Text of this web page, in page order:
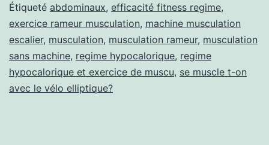
Étiqueté abdominaux, efficacité fitness regime,
exercice rameur musculation, machine musculation
escalier, musculation, musculation rameur, musculation
sans machine, regime hypocalorique, regime
hypocalorique et exercice de muscu, se muscle t-on
avec le vélo elliptique?